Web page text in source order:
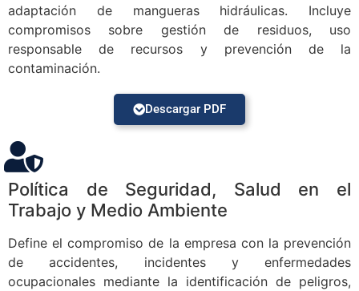
adaptación de mangueras hidráulicas. Incluye
compromisos sobre gestión de residuos, uso
responsable de recursos y prevención de la
contaminación.
Descargar PDF
Política de Seguridad, Salud en el
Trabajo y Medio Ambiente
Define el compromiso de la empresa con la prevención
de accidentes, incidentes y enfermedades
ocupacionales mediante la identificación de peligros,